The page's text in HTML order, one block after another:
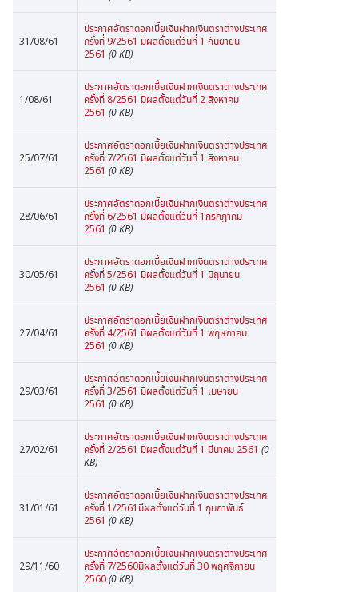
31/08/61
ประกาศอัตราดอกเบี้ยเงินฝากเงินตราต่างประเทศ
ครั้งที่ 9/2561 มีผลตั้งแต่วันที่ 1 กันยายน
2561 (0 KB)
1/08/61
ประกาศอัตราดอกเบี้ยเงินฝากเงินตราต่างประเทศ
ครั้งที่ 8/2561 มีผลตั้งแต่วันที่ 2 สิงหาคม
2561 (0 KB)
25/07/61
ประกาศอัตราดอกเบี้ยเงินฝากเงินตราต่างประเทศ
ครั้งที่ 7/2561 มีผลตั้งแต่วันที่ 1 สิงหาคม
2561 (0 KB)
28/06/61
ประกาศอัตราดอกเบี้ยเงินฝากเงินตราต่างประเทศ
ครั้งที่ 6/2561 มีผลตั้งแต่วันที่ 1กรกฎาคม
2561 (0 KB)
30/05/61
ประกาศอัตราดอกเบี้ยเงินฝากเงินตราต่างประเทศ
ครั้งที่ 5/2561 มีผลตั้งแต่วันที่ 1 มิถุนายน
2561 (0 KB)
27/04/61
ประกาศอัตราดอกเบี้ยเงินฝากเงินตราต่างประเทศ
ครั้งที่ 4/2561 มีผลตั้งแต่วันที่ 1 พฤษภาคม
2561 (0 KB)
29/03/61
ประกาศอัตราดอกเบี้ยเงินฝากเงินตราต่างประเทศ
ครั้งที่ 3/2561 มีผลตั้งแต่วันที่ 1 เมษายน
2561 (0 KB)
27/02/61
ประกาศอัตราดอกเบี้ยเงินฝากเงินตราต่างประเทศ
ครั้งที่ 2/2561 มีผลตั้งแต่วันที่ 1 มีนาคม 2561 (0
KB)
31/01/61
ประกาศอัตราดอกเบี้ยเงินฝากเงินตราต่างประเทศ
ครั้งที่ 1/2561มีผลตั้งแต่วันที่ 1 กุมภาพันธ์
2561 (0 KB)
29/11/60
ประกาศอัตราดอกเบี้ยเงินฝากเงินตราต่างประเทศ
ครั้งที่ 7/2560มีผลตั้งแต่วันที่ 30 พฤศจิกายน
2560(0 KB)